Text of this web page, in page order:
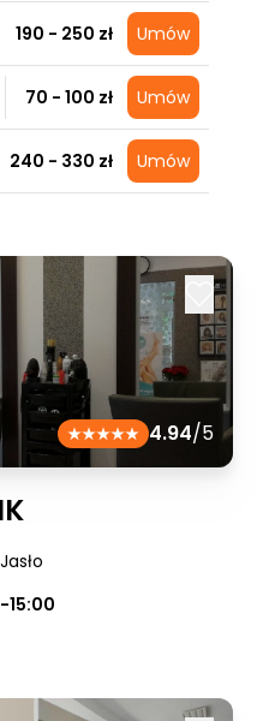
190 - 250 zł Umów
70 - 100 zł Umów
240 - 330 zł Umów
4.94/5
15:00